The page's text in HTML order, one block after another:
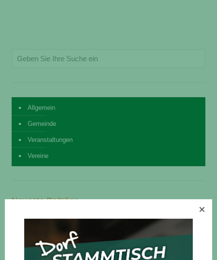
Allgemein
Gemeinde
Veranstaltungen
Vereine
Neueste Beiträge
Dorffest an Himmelfahrt
15. April 2025